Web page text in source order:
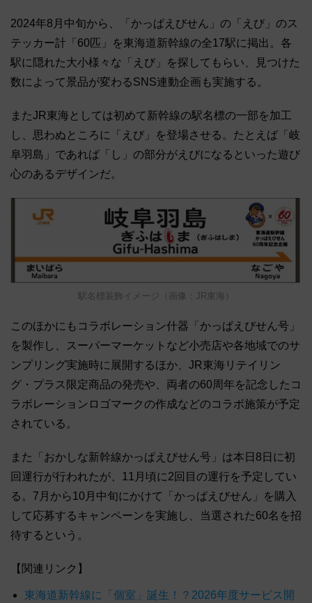
2024年8月中旬から、「かっぱえびせん」の「えび」のス
テッカー計「60匹」を東海道新幹線の全17駅に掲出。各
駅に隠れた大小様々な「えび」を探してもらい、見つけた
数によって景品が変わるSNS連動企画も実施する。
またJR東海としては初めて新幹線の駅名標の一部を加工
し、思わぬところに「えび」を登場させる。たとえば「岐
阜羽島」であれば「し」の部分がえびになるといった遊び
心のあるデザインだ。
駅名標装飾イメージ（画像：JR東海）
このほかにもコラボレーション什器「かっぱえびせん号」
を製作し、スーパーマーケットなど小売店や各地域でのサ
ンプリング実施時に展開するほか、JR東海リテイリン
グ・プラス限定商品の発売や、両者の60周年を記念したコ
ラボレーションロゴマークの作成などのコラボ施策が予定
されている。
また「おかしな新幹線かっぱえびせん号」は本日8日に初
回運行が行われたが、11月頃に2回目の運行を予定してい
る。7月から10月中旬にかけて「かっぱえびせん」を購入
して応募するキャンペーンを実施し、当選された60名を招
待するという。
【関連リンク】
東海道新幹線に「個室」誕生！？2026年度サービス開